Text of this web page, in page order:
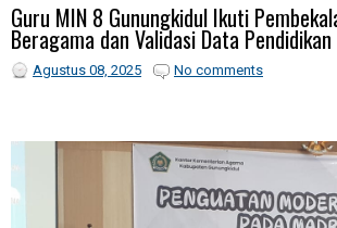
Guru MIN 8 Gunungkidul Ikuti
Beragama dan Validasi Data
Agustus 08, 2025 No comments